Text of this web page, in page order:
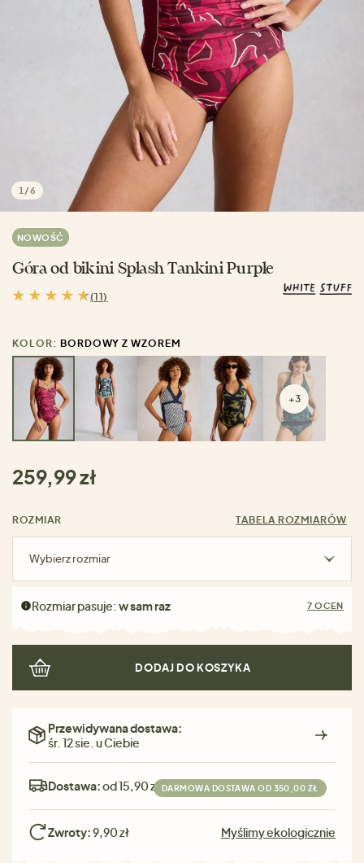
1 /6
NOWOŚĆ
Góra od bikini Splash Tankini Purple
(11)
KOLOR: BORDOWY Z WZOREM
+3
259,99 zł
ROZMIAR TABELA ROZMIARÓW
Wybierz rozmiar
Rozmiar pasuje:w sam raz 7 OCEN
DODAJ DO KOSZYKA
Przewidywana dostawa:
śr. 12 sie. u Ciebie
Dostawa:od 15,90 zł DARMOWA DOSTAWA OD 350,00 ZŁ
Zwroty:9,90 zł Myślimy ekologicznie